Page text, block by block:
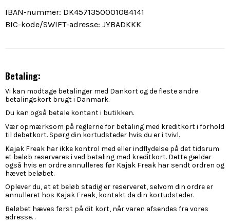
IBAN-nummer: DK4571350001084141
BIC-kode/SWIFT-adresse: JYBADKKK
Betaling:
Vi kan modtage betalinger med Dankort og de fleste andre
betalingskort brugt i Danmark.
Du kan også betale kontant i butikken.
Vær opmærksom på reglerne for betaling med kreditkort i forhold
til debetkort. Spørg din kortudsteder hvis du er i tvivl.
Kajak Freak har ikke kontrol med eller indflydelse på det tidsrum
et beløb reserveres i ved betaling med kreditkort. Dette gælder
også hvis en ordre annulleres før Kajak Freak har sendt ordren og
hævet beløbet.
Oplever du, at et beløb stadig er reserveret, selvom din ordre er
annulleret hos Kajak Freak, kontakt da din kortudsteder.
Beløbet hæves først på dit kort, når varen afsendes fra vores
adresse. .